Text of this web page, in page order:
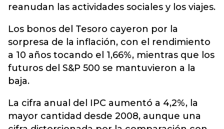
reanudan las actividades sociales y los viajes.
Los bonos del Tesoro cayeron por la
sorpresa de la inflación, con el rendimiento
a 10 años tocando el 1,66%, mientras que los
futuros del S&P 500 se mantuvieron a la
baja.
La cifra anual del IPC aumentó a 4,2%, la
mayor cantidad desde 2008, aunque una